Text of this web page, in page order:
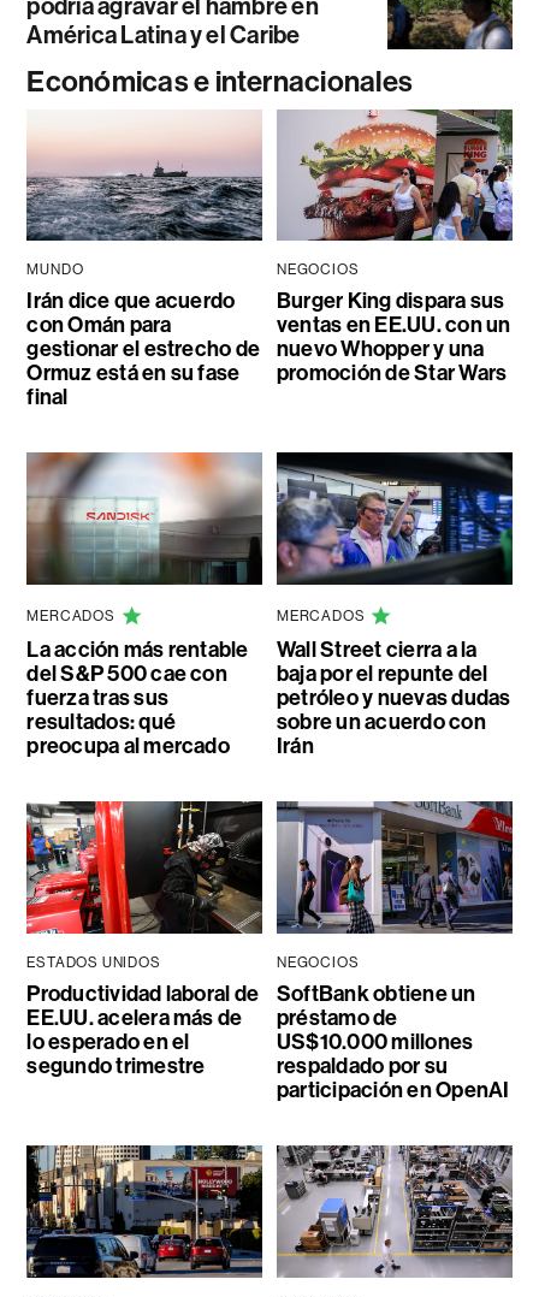
América Latina y el Caribe
Económicas e internacionales
MUNDO
Irán dice que acuerdo
con Omán para
gestionar el estrecho de
Ormuz está en su fase
final
NEGOCIOS
Burger King dispara sus
ventas en EE.UU. con un
nuevo Whopper y una
promoción de Star Wars
MERCADOS
La acción más rentable
del S&P 500 cae con
fuerza tras sus
resultados: qué
preocupa al mercado
MERCADOS
Wall Street cierra a la
baja por el repunte del
petróleo y nuevas dudas
sobre un acuerdo con
Irán
ESTADOS UNIDOS
Productividad laboral de
EE.UU. acelera más de
lo esperado en el
segundo trimestre
NEGOCIOS
SoftBank obtiene un
préstamo de
US$10.000 millones
respaldado por su
participación en OpenAI